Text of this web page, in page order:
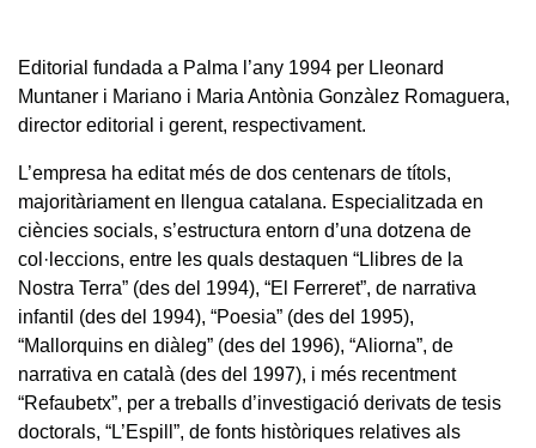
Editorial fundada a Palma l’any 1994 per Lleonard
Muntaner i Mariano i Maria Antònia Gonzàlez Romaguera,
director editorial i gerent, respectivament.
L’empresa ha editat més de dos centenars de títols,
majoritàriament en llengua catalana. Especialitzada en
ciències socials, s’estructura entorn d’una dotzena de
col·leccions, entre les quals destaquen “Llibres de la
Nostra Terra” (des del 1994), “El Ferreret”, de narrativa
infantil (des del 1994), “Poesia” (des del 1995),
“Mallorquins en diàleg” (des del 1996), “Aliorna”, de
narrativa en català (des del 1997), i més recentment
“Refaubetx”, per a treballs d’investigació derivats de tesis
doctorals, “L’Espill”, de fonts històriques relatives als